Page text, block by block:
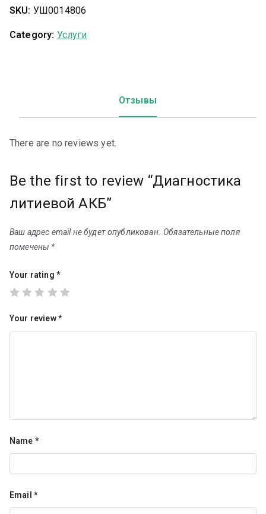
SKU: УШ0014806
Category: Услуги
Отзывы
There are no reviews yet.
Be the first to review “Диагностика
литиевой АКБ”
Ваш адрес email не будет опубликован. Обязательные поля
помечены *
Your rating *
Your review*
Name *
Email *